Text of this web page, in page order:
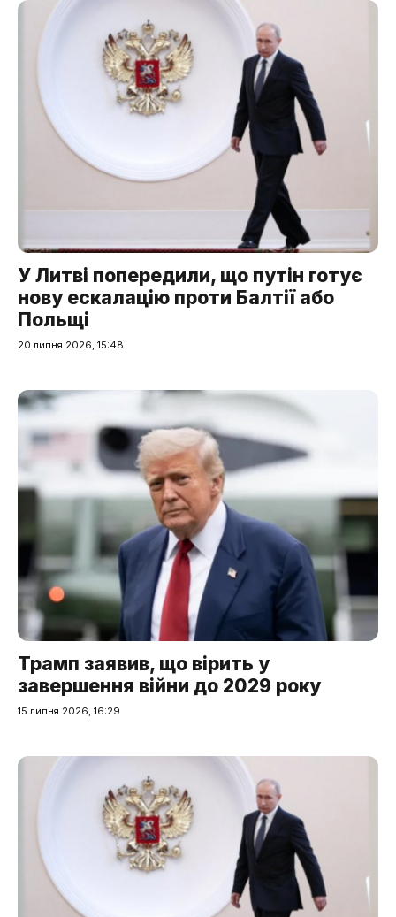
У Литві попередили, що путін готує
нову ескалацію проти Балтії або
Польщі
20 липня 2026, 15:48
Трамп заявив, що вірить у
завершення війни до 2029 року
15 липня 2026, 16:29